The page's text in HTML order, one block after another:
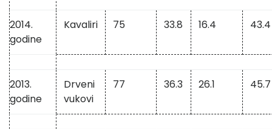
2014.
godine
Kavaliri 75 33.8 16.4 43.4
2013.
godine
Drveni
vukovi
77 36.3 26.1 45.7